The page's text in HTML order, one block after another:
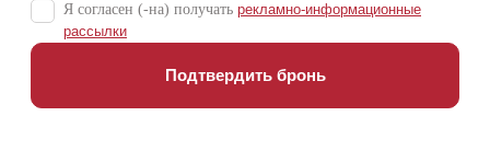
Я согласен (-на) получать рекламно-информационные
рассылки
Подтвердить бронь